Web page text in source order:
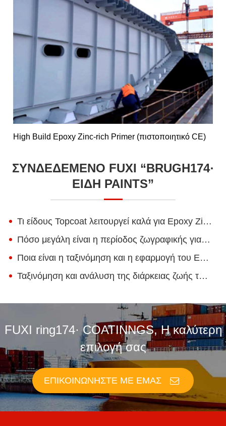
High Build Epoxy Zinc-rich Primer (πιστοποιητικό CE)
ΣΥΝΔΕΔΕΜΈΝΟ FUXI “BRUGH174·
ΕΊΔΗ PAINTS”
Τι είδους Topcoat λειτουργεί καλά για Epoxy Zinc-πλούσιος Primer;
Πόσο μεγάλη είναι η περίοδος ζωγραφικής για τον Epoxy Zinc-πλούσιο Primer;
Ποια είναι η ταξινόμηση και η εφαρμογή του Εποξυ-Χρώματος με βάση το νερό;
Ταξινόμηση και ανάλυση της διάρκειας ζωής του Epoxy Floor Paint
FUXI ring174· COATINNGS, Η καλύτερη
επιλογή σας
ΕΠΙΚΟΙΝΩΝΉΣΤΕ ΜΕ ΕΜΆΣ